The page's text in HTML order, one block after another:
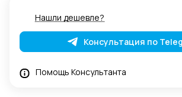
Нашли дешевле?
Консультация по
Помощь Консультанта